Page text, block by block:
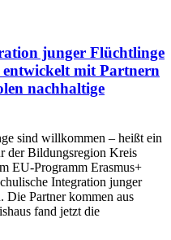
junger Flüchtlinge
mit Partnern
nachhaltige
sind willkommen – heißt ein
der Bildungsregion Kreis
EU-Programm Erasmus+
Integration junger
Die Partner kommen aus
fand jetzt die